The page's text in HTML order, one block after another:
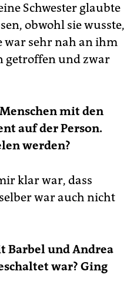
Schwester glaubte
obwohl sie wusste,
war sehr nah an ihm
getroffen und zwar
mit den
auf der Person.
werden?
klar war, dass
war auch nicht
Barbel und Andrea
war? Ging